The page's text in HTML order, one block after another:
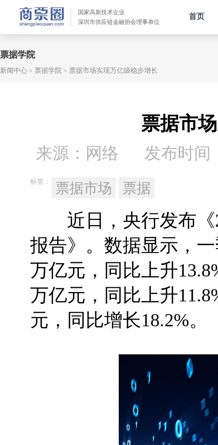
国家高新技术企业
深圳市供应链金融协会理事单位
首页
票据学院
新闻中心 票据学院 票据市场实现万亿级稳步增长
票据市
来源：网络 发布时间
标签： 票据市场 票据
近日，央行发布《
报告》。数据显示，
万亿元，同比上升
万亿元，同比上升
元，同比增长18.2%。